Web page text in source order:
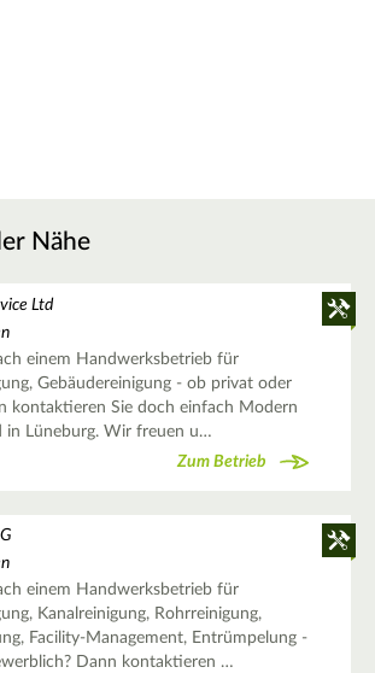
Nähe
Ltd
einem Handwerksbetrieb für
Gebäudereinigung - ob privat oder
kontaktieren Sie doch einfach Modern
in Lüneburg. Wir freuen u…
Zum Betrieb
einem Handwerksbetrieb für
Kanalreinigung, Rohrreinigung,
Facility-Management, Entrümpelung -
Dann kontaktieren …